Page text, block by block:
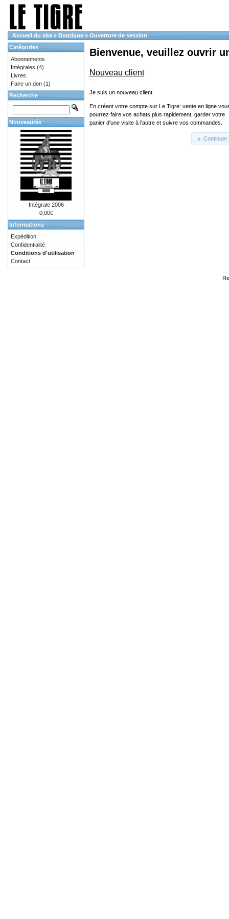
Accueil du site » Boutique » Ouverture de session
Bienvenue, veuillez ouvrir
Nouveau client
Je suis un nouveau client.
En créant votre compte sur Le Tigre: vente en ligne
pourrez faire vos achats plus rapidement, garder votre
panier d'une visite à l'autre et suivre vos commandes.
Continuer
Catégories
Abonnements
Intégrales (4)
Livres
Faire un don (1)
Recherche
Nouveautés
Intégrale 2006
0,00€
Informations
Expédition
Confidentialité
Conditions d'utilisation
Contact